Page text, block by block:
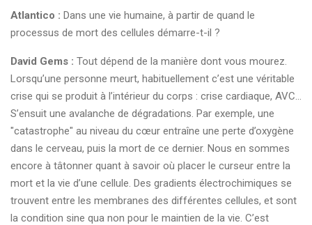
Atlantico : Dans une vie humaine, à partir de quand le
processus de mort des cellules démarre-t-il ?
David Gems : Tout dépend de la manière dont vous mourez.
Lorsqu’une personne meurt, habituellement c’est une véritable
crise qui se produit à l’intérieur du corps : crise cardiaque, AVC…
S’ensuit une avalanche de dégradations. Par exemple, une
"catastrophe" au niveau du cœur entraîne une perte d’oxygène
dans le cerveau, puis la mort de ce dernier. Nous en sommes
encore à tâtonner quant à savoir où placer le curseur entre la
mort et la vie d’une cellule. Des gradients électrochimiques se
trouvent entre les membranes des différentes cellules, et sont
la condition sine qua non pour le maintien de la vie. C’est